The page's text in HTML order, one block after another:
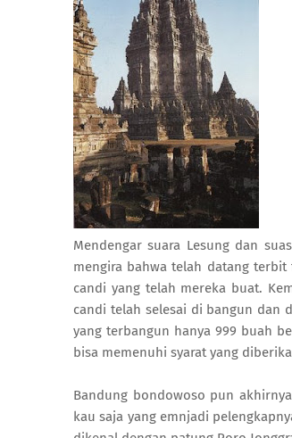
Mendengar suara Lesung dan
mengira bahwa telah datang
candi yang telah mereka buat.
candi telah selesai di bangun dan
yang terbangun hanya 999 buah
bisa memenuhi syarat yang
Bandung bondowoso pun
kau saja yang emnjadi